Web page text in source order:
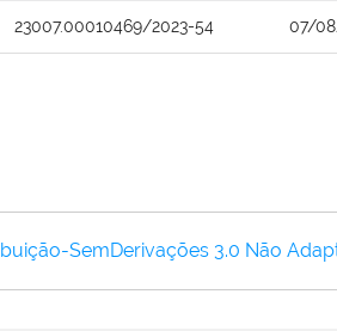
23007.00010469/2023-54 07/
SemDerivações 3.0 Não